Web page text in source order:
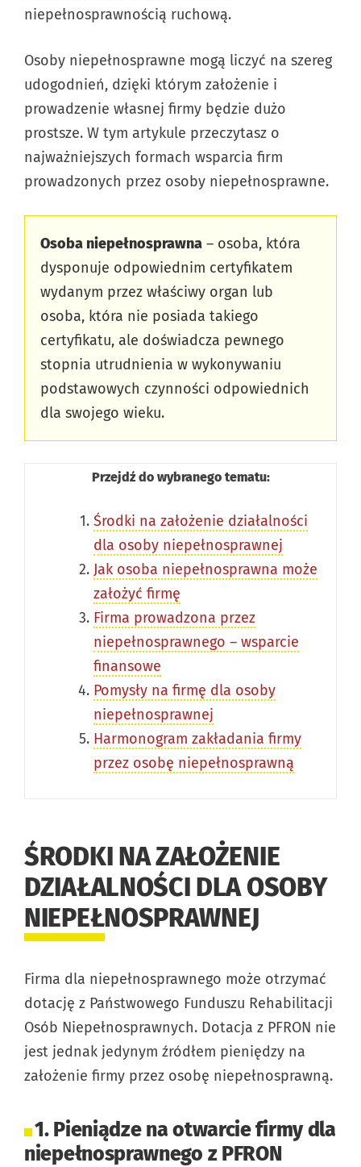
niepełnosprawnością ruchową.
Osoby niepełnosprawne mogą liczyć na szereg
udogodnień, dzięki którym założenie i
prowadzenie własnej firmy będzie dużo
prostsze. W tym artykule przeczytasz o
najważniejszych formach wsparcia firm
prowadzonych przez osoby niepełnosprawne.
Osoba niepełnosprawna – osoba, która
dysponuje odpowiednim certyfikatem
wydanym przez właściwy organ lub
osoba, która nie posiada takiego
certyfikatu, ale doświadcza pewnego
stopnia utrudnienia w wykonywaniu
podstawowych czynności odpowiednich
dla swojego wieku.
Przejdź do wybranego tematu:
Środki na założenie działalności
dla osoby niepełnosprawnej
Jak osoba niepełnosprawna może
założyć firmę
Firma prowadzona przez
niepełnosprawnego – wsparcie
finansowe
Pomysły na firmę dla osoby
niepełnosprawnej
Harmonogram zakładania firmy
przez osobę niepełnosprawną
ŚRODKI NA ZAŁOŻENIE
DZIAŁALNOŚCI DLA OSOBY
NIEPEŁNOSPRAWNEJ
Firma dla niepełnosprawnego może otrzymać
dotację z Państwowego Funduszu Rehabilitacji
Osób Niepełnosprawnych. Dotacja z PFRON nie
jest jednak jedynym źródłem pieniędzy na
założenie firmy przez osobę niepełnosprawną.
1. Pieniądze na otwarcie firmy dla
niepełnosprawnego z PFRON